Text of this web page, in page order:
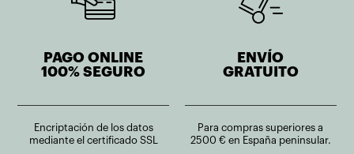
PAGO ONLINE
100% SEGURO
Encriptación de los datos
mediante el certificado SSL
ENVÍO
GRATUITO
Para compras superiores a
2500 € en España peninsular.